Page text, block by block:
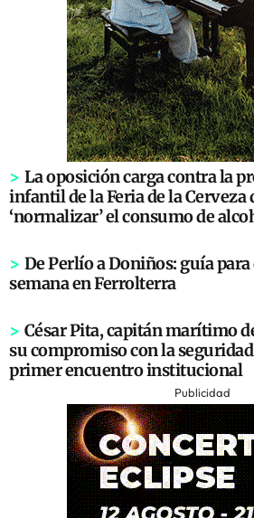
> La oposición carga contra la
infantil de la Feria de la Cerveza
‘normalizar’ el consumo de
> De Perlío a Doniños: guía
semana en Ferrolterra
> César Pita, capitán marítimo
su compromiso con la
primer encuentro institucional
Publicidad